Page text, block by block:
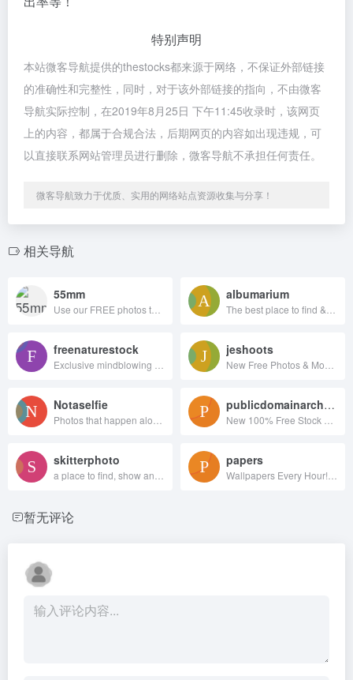
特别声明
本站微客导航提供的thestocks都来源于网络，不保证外部链接
的准确性和完整性，同时，对于该外部链接的指向，不由微客
导航实际控制，在2019年8月25日 下午11:45收录时，该网页
上的内容，都属于合规合法，后期网页的内容如出现违规，可
以直接联系网站管理员进行删除，微客导航不承担任何责任。
微客导航致力于优质、实用的网络站点资源收集与分享！
相关导航
55mm albumarium
freenaturestock jeshoots
Notaselfie publicdomainarchive
skitterphoto papers
暂无评论